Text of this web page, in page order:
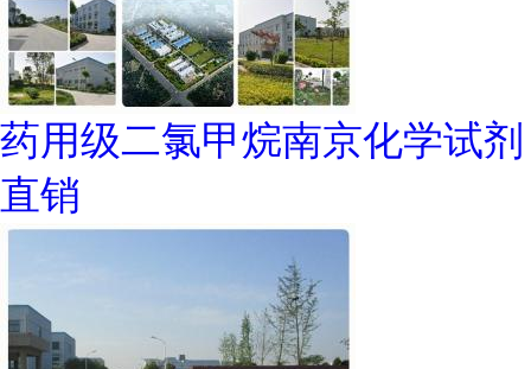
药用级二氯甲烷南京化学试剂
直销